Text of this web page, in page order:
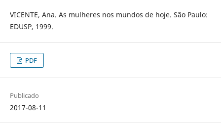
VICENTE, Ana. As mulheres nos mundos de hoje. São Paulo:
EDUSP, 1999.
PDF
Publicado
2017-08-11